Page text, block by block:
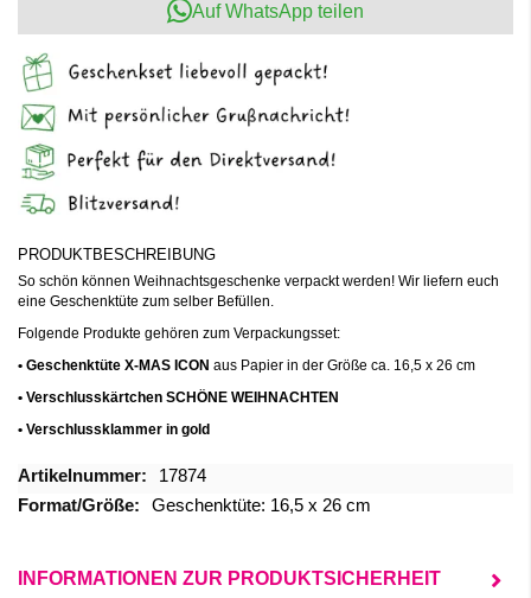
Auf WhatsApp teilen
PRODUKTBESCHREIBUNG
So schön können Weihnachtsgeschenke verpackt werden! Wir liefern euch
eine Geschenktüte zum selber Befüllen.
Folgende Produkte gehören zum Verpackungsset:
• Geschenktüte X-MAS ICON aus Papier in der Größe ca. 16,5 x 26 cm
• Verschlusskärtchen SCHÖNE WEIHNACHTEN
• Verschlussklammer in gold
Mehr
Informationen
17874
Geschenktüte: 16,5 x 26 cm
INFORMATIONEN ZUR PRODUKTSICHERHEIT